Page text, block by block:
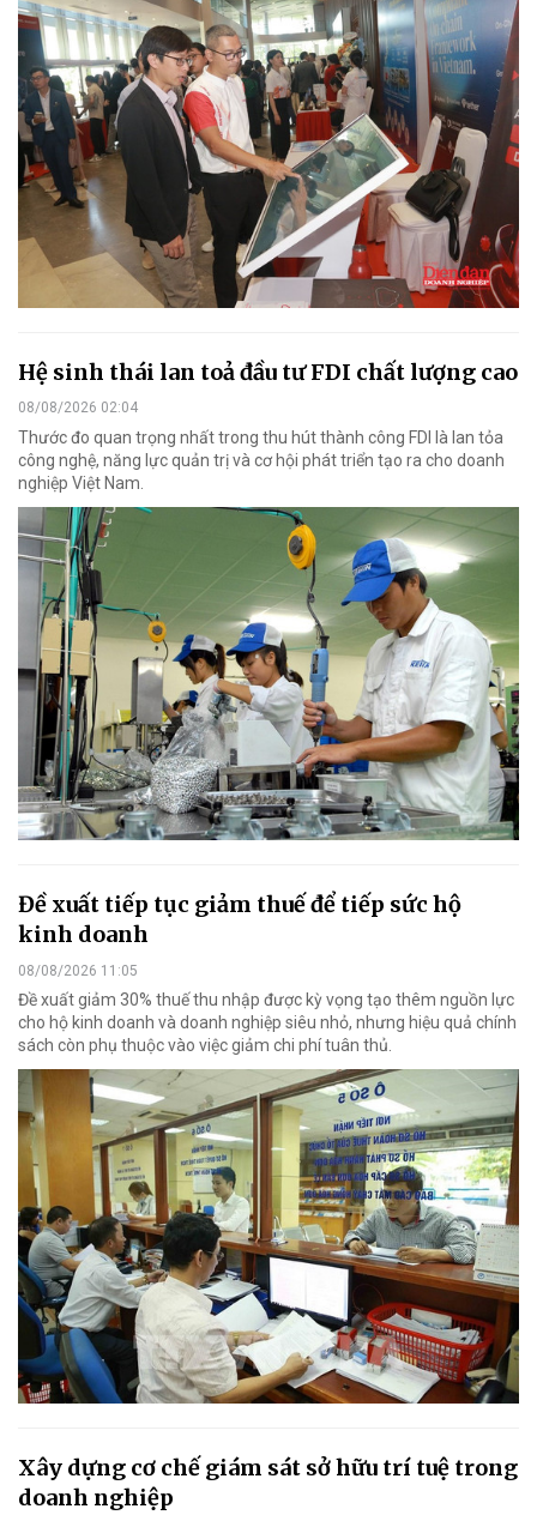
Hệ sinh thái lan toả đầu tư FDI chất lượng cao
08/08/2026 02:04
Thước đo quan trọng nhất trong thu hút thành công FDI là lan tỏa
công nghệ, năng lực quản trị và cơ hội phát triển tạo ra cho doanh
nghiệp Việt Nam.
Đề xuất tiếp tục giảm thuế để tiếp sức hộ
kinh doanh
08/08/2026 11:05
Đề xuất giảm 30% thuế thu nhập được kỳ vọng tạo thêm nguồn lực
cho hộ kinh doanh và doanh nghiệp siêu nhỏ, nhưng hiệu quả chính
sách còn phụ thuộc vào việc giảm chi phí tuân thủ.
Xây dựng cơ chế giám sát sở hữu trí tuệ trong
doanh nghiệp